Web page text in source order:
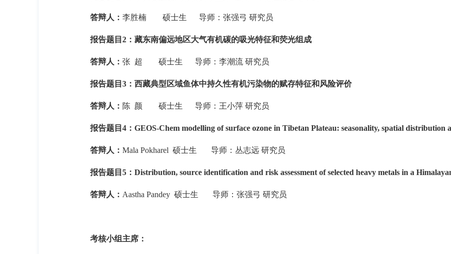
答辩人： 李胜楠 硕士生 导师：张强弓 研究员
报告题目 2 ：藏东南偏远地区大气有机碳的吸光特征和荧光组成
答辩人： 张 超 硕士生 导师：李潮流 研究员
报告题目 3 ：西藏典型区域鱼体中持久性有机污染物的赋存特征和风险评价
答辩人： 陈 颜 硕士生 导师：王小萍 研究员
报告题目 4 ： GEOS-Chem modelling of surface ozone in Tibetan Plateau: seasonality, spatial distribution
答辩人： Mala Pokharel 硕士生 导师：丛志远 研究员
报告题目 5 ： Distribution, source identification and risk assessment of selected heavy metals in a
答辩人： Aastha Pandey 硕士生 导师：张强弓 研究员
考核小组主席：